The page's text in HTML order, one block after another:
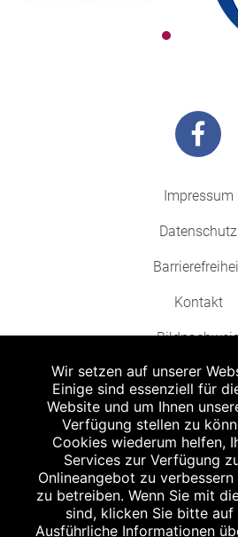
Impressum
Datenschutz
Kontakt
Abgabe in haushaltsüblichen Mengen, solange
und Satzfehler keine Haftung.
Zu Risiken und Nebenwirkungen lesen Sie
Sie Ihren Arzt oder Apotheker.
Angabe nach der deutschen Arzneimitteltaxe
(AEP). Der AEP ist keine unverbindliche
Wir setzen auf unserer
Einige sind essenziell für
Website und um Ihnen
Verfügung stellen zu
Cookies wiederum helfen,
Services zur Verfügung
Onlineangebot zu
zu betreiben. Wenn Sie mit
sind, klicken Sie bitte auf
Ausführliche Informationen